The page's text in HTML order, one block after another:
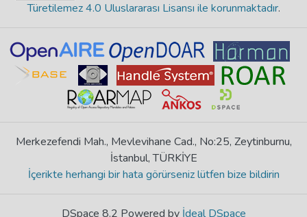
Türetilemez 4.0 Uluslararası Lisansı ile korunmaktadır.
Merkezefendi Mah., Mevlevihane Cad., No:25, Zeytinburnu,
İstanbul, TÜRKİYE
İçerikte herhangi bir hata görürseniz lütfen bize bildirin
DSpace 8.2 Powered by İdeal DSpace